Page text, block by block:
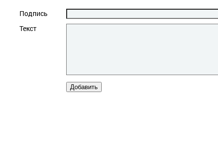
Подпись
Текст